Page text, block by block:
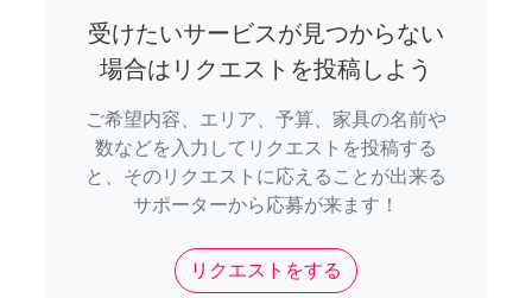
受けたいサービスが見つからない
場合はリクエストを投稿しよう
ご希望内容、エリア、予算、家具の名前や
数などを入力してリクエストを投稿する
と、そのリクエストに応えることが出来る
サポーターから応募が来ます！
リクエストをする